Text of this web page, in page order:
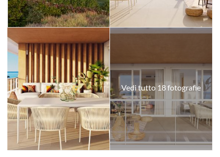
Vedi tutto 18 fotografie